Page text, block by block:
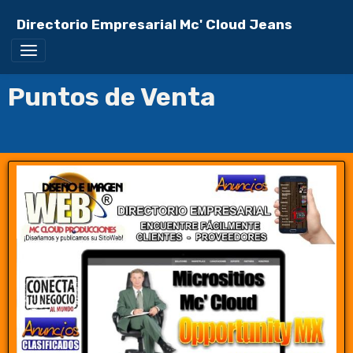
Directorio Empresarial Mc' Cloud Jeans
Puntos de Venta